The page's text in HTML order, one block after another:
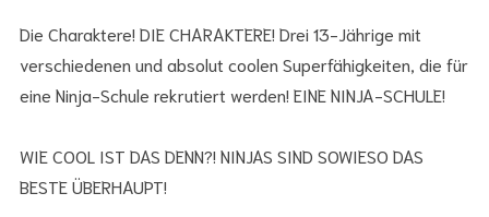
Die Charaktere! DIE CHARAKTERE! Drei 13-Jährige mit
verschiedenen und absolut coolen Superfähigkeiten, die für
eine Ninja-Schule rekrutiert werden! EINE NINJA-SCHULE!
WIE COOL IST DAS DENN?! NINJAS SIND SOWIESO DAS
BESTE ÜBERHAUPT!